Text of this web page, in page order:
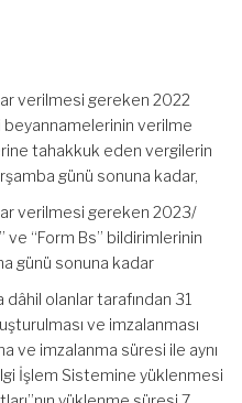
verilmesi gereken 2022
beyannamelerinin verilme
tahakkuk eden vergilerin
günü sonuna kadar,
verilmesi gereken 2023/
ve “Form Bs” bildirimlerinin
günü sonuna kadar
olanlar tarafından 31
ve imzalanması
ve imzalanma süresi ile aynı
İşlem Sistemine yüklenmesi